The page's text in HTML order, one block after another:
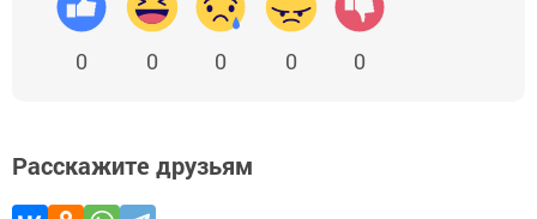
0 0 0 0 0
Расскажите друзьям